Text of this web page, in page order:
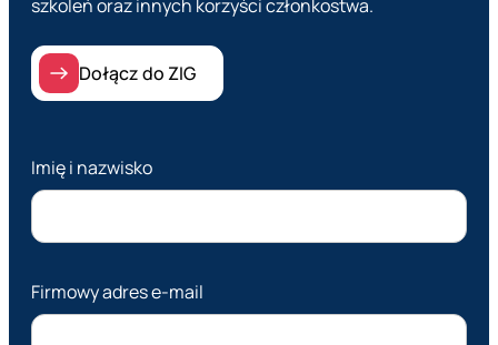
szkoleń oraz innych korzyści członkostwa.
Dołącz do ZIG
Imię i nazwisko
Firmowy adres e-mail